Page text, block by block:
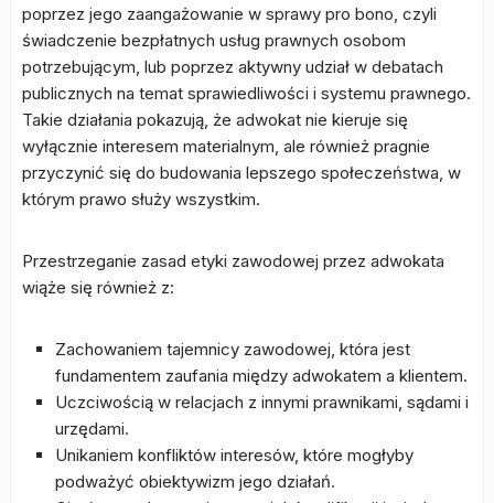
poprzez jego zaangażowanie w sprawy pro bono, czyli
świadczenie bezpłatnych usług prawnych osobom
potrzebującym, lub poprzez aktywny udział w debatach
publicznych na temat sprawiedliwości i systemu prawnego.
Takie działania pokazują, że adwokat nie kieruje się
wyłącznie interesem materialnym, ale również pragnie
przyczynić się do budowania lepszego społeczeństwa, w
którym prawo służy wszystkim.
Przestrzeganie zasad etyki zawodowej przez adwokata
wiąże się również z:
Zachowaniem tajemnicy zawodowej, która jest
fundamentem zaufania między adwokatem a klientem.
Uczciwością w relacjach z innymi prawnikami, sądami i
urzędami.
Unikaniem konfliktów interesów, które mogłyby
podważyć obiektywizm jego działań.